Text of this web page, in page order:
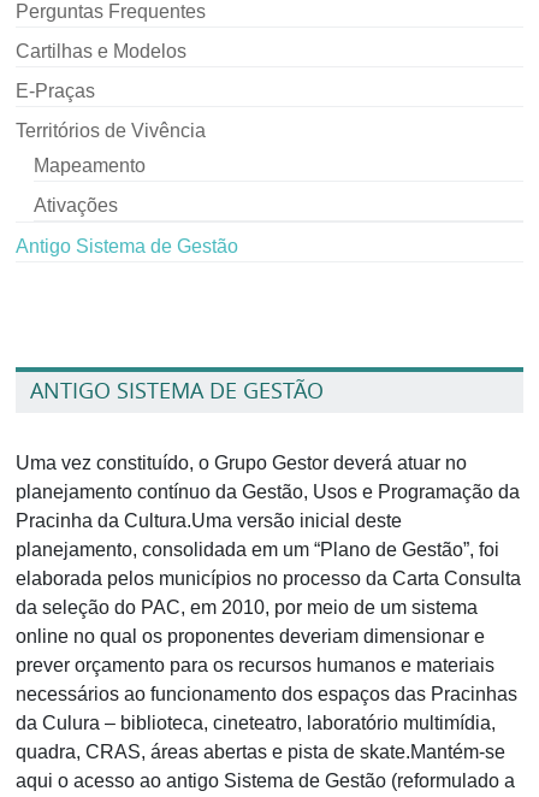
Perguntas Frequentes
Cartilhas e Modelos
E-Praças
Territórios de Vivência
Mapeamento
Ativações
Antigo Sistema de Gestão
ANTIGO SISTEMA DE GESTÃO
Uma vez constituído, o Grupo Gestor deverá atuar no
planejamento contínuo da Gestão, Usos e Programação da
Pracinha da Cultura.Uma versão inicial deste
planejamento, consolidada em um “Plano de Gestão”, foi
elaborada pelos municípios no processo da Carta Consulta
da seleção do PAC, em 2010, por meio de um sistema
online no qual os proponentes deveriam dimensionar e
prever orçamento para os recursos humanos e materiais
necessários ao funcionamento dos espaços das Pracinhas
da Culura – biblioteca, cineteatro, laboratório multimídia,
quadra, CRAS, áreas abertas e pista de skate.Mantém-se
aqui o acesso ao antigo Sistema de Gestão (reformulado a